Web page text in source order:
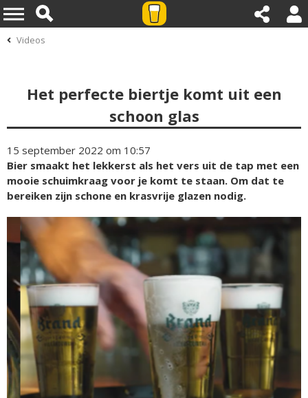
Videos
Het perfecte biertje komt uit een
schoon glas
15 september 2022 om 10:57
Bier smaakt het lekkerst als het vers uit de tap met een
mooie schuimkraag voor je komt te staan. Om dat te
bereiken zijn schone en krasvrije glazen nodig.